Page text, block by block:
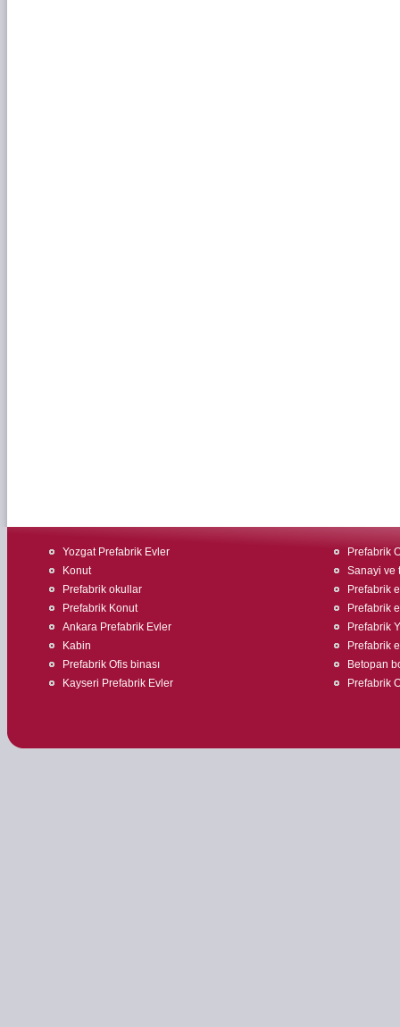
Yozgat Prefabrik Evler
Konut
Prefabrik okullar
Prefabrik Konut
Ankara Prefabrik Evler
Kabin
Prefabrik Ofis binası
Kayseri Prefabrik Evler
Prefabrik
Sanayi ve
Prefabrik
Prefabrik
Prefabrik
Prefabrik
Betopan
Prefabrik